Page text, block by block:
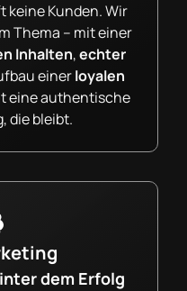
keine Kunden. Wir
Thema – mit einer
Inhalten,echter
einerloyalen
eine authentische
die bleibt.
dem Erfolg